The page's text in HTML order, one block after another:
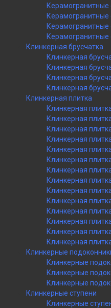
Керамогранитные
Керамогранитные
Керамогранитные
Керамогранитные
Клинкерная брусчатка
Клинкерная
Клинкерная
Клинкерная
Клинкерная
Клинкерная плитка
Клинкерная
Клинкерная
Клинкерная
Клинкерная
Клинкерная
Клинкерная
Клинкерная
Клинкерная
Клинкерная
Клинкерная
Клинкерная
Клинкерная
Клинкерная
Клинкерная
Клинкерные
Клинкерные
Клинкерные
Клинкерные
Клинкерные ступени
Клинкерные